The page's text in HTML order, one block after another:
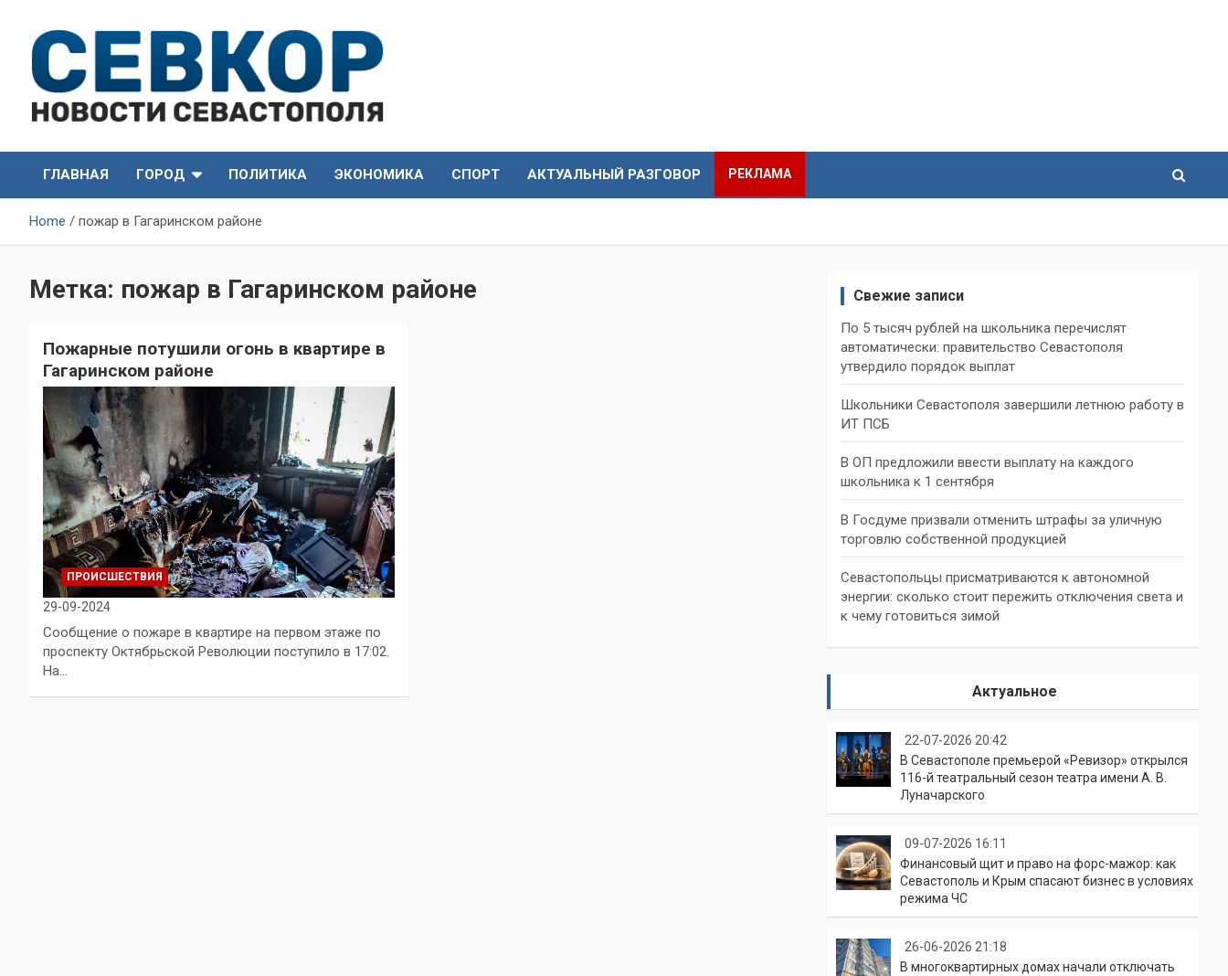
content
СевКор — Новости
Севастополя
Севастополя
ГЛАВНАЯ
ГОРОД ПОЛИТИКА ЭКОНОМИКА СПОРТ АКТУАЛЬНЫЙ РАЗГОВОР РЕКЛАМА
Home пожар в Гагаринском районе
Метка: пожар в Гагаринском районе
Пожарные потушили огонь в квартире в
Гагаринском районе
ПРОИСШЕСТВИЯ
29-09-2024
Сообщение о пожаре в квартире на первом этаже по
проспекту Октябрьской Революции поступило в 17:02.
На…
Свежие записи
По 5 тысяч рублей на школьника перечислят
автоматически: правительство Севастополя
утвердило порядок выплат
Школьники Севастополя завершили летнюю работу в
ИТ ПСБ
В ОП предложили ввести выплату на каждого
школьника к 1 сентября
В Госдуме призвали отменить штрафы за уличную
торговлю собственной продукцией
Севастопольцы присматриваются к автономной
энергии: сколько стоит пережить отключения света и
к чему готовиться зимой
Актуальное
22-07-2026 20:42
В Севастополе премьерой «Ревизор» открылся
116-й театральный сезон театра имени А. В.
Луначарского
09-07-2026 16:11
Финансовый щит и право на форс-мажор: как
Севастополь и Крым спасают бизнес в условиях
режима ЧС
26-06-2026 21:18
В многоквартирных домах начали отключать